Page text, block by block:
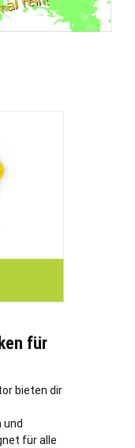
für
bieten dir
und
für alle